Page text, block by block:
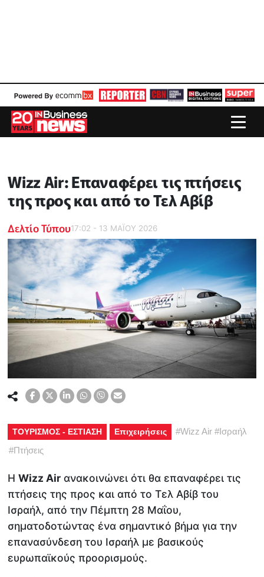
Wizz Air: Επαναφέρει τις πτήσεις
της προς και από το Τελ Αβίβ
Δελτίο Τύπου17:02 - 13 ΜΑΪ́ΟΥ 2026
ΤΟΥΡΙΣΜΟΣ - ΕΣΤΙΑΣΗ Επιχειρήσεις #Wizz Air #Ισραήλ
#Πτήσεις
ΗWizz Air ανακοινώνει ότι θα επαναφέρει τις
πτήσεις της προς και από το Τελ Αβίβ του
Ισραήλ, από την Πέμπτη 28 Μαΐου,
σηματοδοτώντας ένα σημαντικό βήμα για την
επανασύνδεση του Ισραήλ με βασικούς
ευρωπαϊκούς προορισμούς.